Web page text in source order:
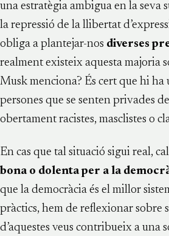
una estratègia ambigua en la seva
la repressió de la llibertat
obliga a plantejar-nos diverses
realment existeix aquesta majoria
Musk menciona? És cert que hi ha
persones que se senten privades
obertament racistes, masclistes o
En cas que tal situació sigui real,
bona o dolenta per a la
que la democràcia és el millor
pràctics, hem de reflexionar sobre
d’aquestes veus contribueix a una